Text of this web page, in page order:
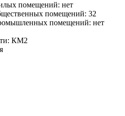
помещений: нет
помещений: 32
помещений: нет
КМ2